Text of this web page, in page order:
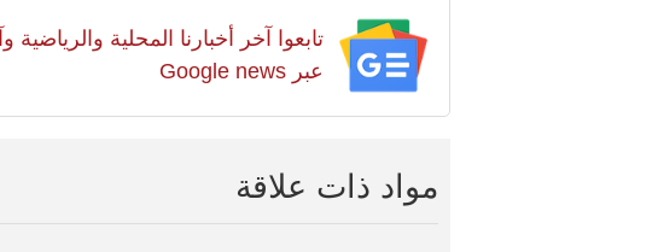
تابعوا آخر أخبارنا المحلية
عبر Google news
مواد ذات علاقة